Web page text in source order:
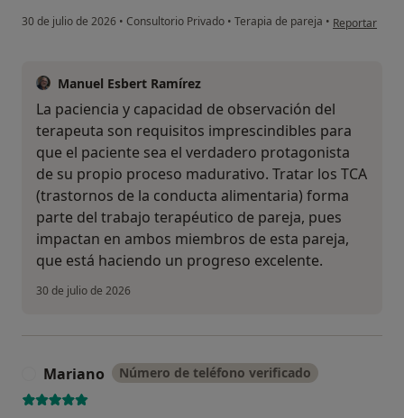
30 de julio de 2026 • Consultorio Privado • Terapia de pareja • en opinión
Reportar
Manuel Esbert Ramírez
La paciencia y capacidad de observación del
terapeuta son requisitos imprescindibles para
que el paciente sea el verdadero protagonista
de su propio proceso madurativo. Tratar los TCA
(trastornos de la conducta alimentaria) forma
parte del trabajo terapéutico de pareja, pues
impactan en ambos miembros de esta pareja,
que está haciendo un progreso excelente.
30 de julio de 2026
Mariano Número de teléfono verificado